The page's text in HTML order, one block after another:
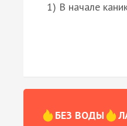
1) В начале
БЕЗ ВОДЫ